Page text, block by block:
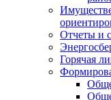
Отчеты и
Горячая